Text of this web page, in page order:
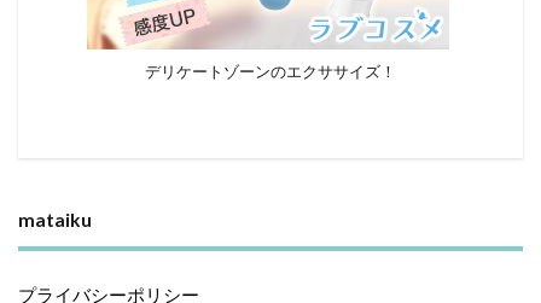
デリケートゾーンのエクササイズ！
mataiku
プライバシーポリシー